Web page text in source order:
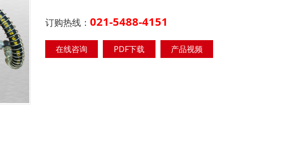
订购热线： 021-5488-4151
在线咨询 PDF下载 产品视频